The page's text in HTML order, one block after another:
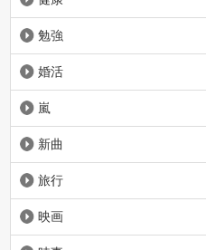
勉強
婚活
嵐
新曲
旅行
映画